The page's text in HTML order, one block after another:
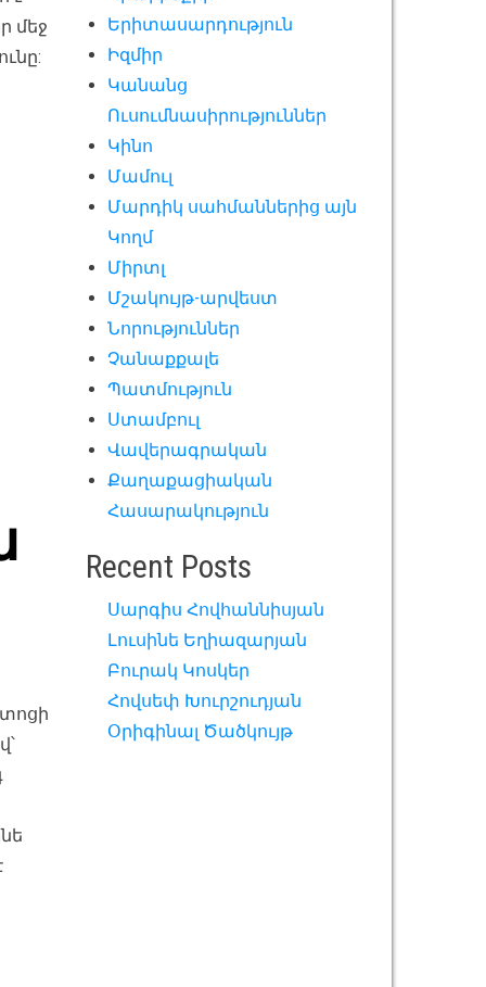
մեջ
Երիտասարդություն
Իզմիր
Կանանց
Ուսումնասիրություններ
Կինո
Մամուլ
Մարդիկ սահմաններից այն
Կողմ
Միրտլ
Մշակույթ-արվեստ
Նորություններ
Չանաքքալե
Պատմություն
Ստամբուլ
Վավերագրական
Քաղաքացիական
Հասարակություն
Recent Posts
Սարգիս Հովհաննիսյան
Լուսինե Եղիազարյան
Բուրակ Կոսկեր
Հովսեփ Խուրշուդյան
Օրիգինալ Ծածկույթ